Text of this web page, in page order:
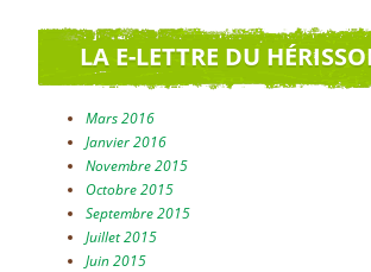
LA E-LETTRE DU
Mars 2016
Janvier 2016
Novembre 2015
Octobre 2015
Septembre 2015
Juillet 2015
Juin 2015